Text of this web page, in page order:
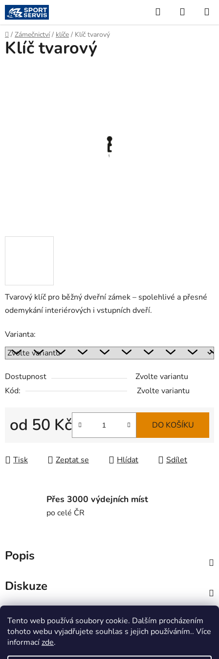
Tento web používá soubory cookie. Dalším procházením
tohoto webu vyjadřujete souhlas s jejich používáním.. Více
informacízde.
Přejít
na
obsah
Hledat
KOŠÍK
Domů
/ Zámečnictví / klíče / Klíč tvarový
Tvarový klíč pro běžný dveřní zámek – spolehlivé a přesné
odemykání interiérových i vstupních dveří.
Varianta:
Dostupnost
Zvolte variantu
Kód:
Zvolte variantu
od 50 Kč DO KOŠÍKU
Tisk Zeptat se Hlídat Sdílet
Klíč tvarový
Přes 3000 výdejních míst
po celé ČR
Popis
Diskuze
Z
MTWorkout Fitness prcek
Centrum environmentální výchovy Stolístek